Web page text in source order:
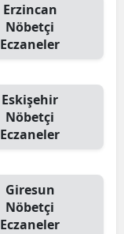
Erzincan
Nöbetçi
Eczaneler
Eskişehir
Nöbetçi
Eczaneler
Giresun
Nöbetçi
Eczaneler